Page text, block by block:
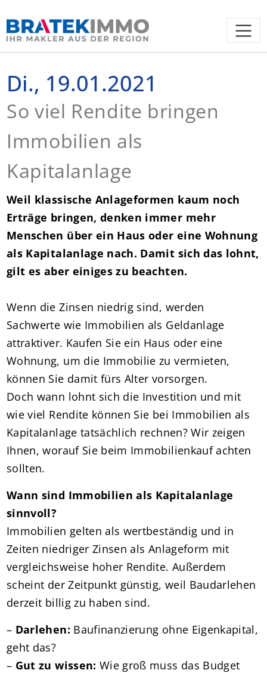
Di., 19.01.2021
So viel Rendite bringen
Immobilien als
Kapitalanlage
Weil klassische Anlageformen kaum noch
Erträge bringen, denken immer mehr
Menschen über ein Haus oder eine Wohnung
als Kapitalanlage nach. Damit sich das lohnt,
gilt es aber einiges zu beachten.
Wenn die Zinsen niedrig sind, werden
Sachwerte wie Immobilien als Geldanlage
attraktiver. Kaufen Sie ein Haus oder eine
Wohnung, um die Immobilie zu vermieten,
können Sie damit fürs Alter vorsorgen.
Doch wann lohnt sich die Investition und mit
wie viel Rendite können Sie bei Immobilien als
Kapitalanlage tatsächlich rechnen? Wir zeigen
Ihnen, worauf Sie beim Immobilienkauf achten
sollten.
Wann sind Immobilien als Kapitalanlage
sinnvoll?
Immobilien gelten als wertbeständig und in
Zeiten niedriger Zinsen als Anlageform mit
vergleichsweise hoher Rendite. Außerdem
scheint der Zeitpunkt günstig, weil Baudarlehen
derzeit billig zu haben sind.
– Darlehen: Baufinanzierung ohne Eigenkapital,
geht das?
– Gut zu wissen: Wie groß muss das Budget